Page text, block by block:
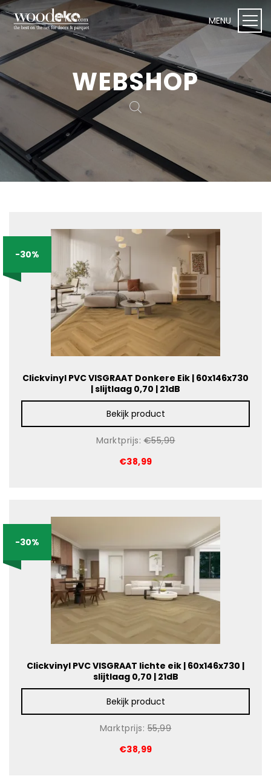
WEBSHOP I Woodeko
Deuren
Plafond- en wandpanelen
Toebehoren
Contact
Video’s en fotogalerij
Brochures
WEBSHOP
Clickvinyl PVC VISGRAAT Donkere Eik | 60x146x730
| slijtlaag 0,70 | 21dB
Bekijk product
-30%
Marktprijs:€55,99
€38,99
Clickvinyl PVC VISGRAAT lichte eik | 60x146x730 |
slijtlaag 0,70 | 21dB
Bekijk product
-30%
Marktprijs:55,99
€38,99